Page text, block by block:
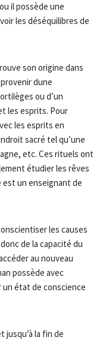
il possède une
les déséquilibres de
son origine dans
dune
ou d’un
les esprits. Pour
les esprits en
sacré tel qu’une
etc. Ces rituels ont
étudier les rêves
est un enseignant de
les causes
de la capacité du
au nouveau
possède avec
un état de conscience
jusqu’à la fin de